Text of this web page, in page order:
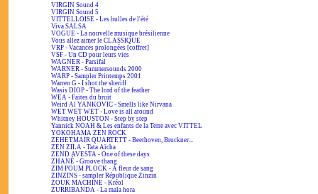
VIRGIN Sound 4
VIRGIN Sound 5
VITTELLOISE - Les bulles de l'été
Viva SALSA
VOGUE - La nouvelle musique brésilienne
Vous allez aimer le CLASSIQUE
VRP - Vacances prolongées [coffret]
VSF - Un CD pour leurs vies
WAGNER - Parsifal
WARNER - Summersounds 2000
WARP - Sampler Printemps 2001
Warren G - I shot the sheriff
Wasis DIOP - The lord of the feather
WEA - Faites du bruit
Weird Al YANKOVIC - Smells like Nirvana
WET WET WET - Love is all around
Whitney HOUSTON - Step by step
Yannick NOAH & Les enfants de la Terre avec VITTEL
YOKOHAMA ZEN ROCK
ZEHETMAIR QUARTETT - Beethoven, Bruckner...
ZEN ZILA - Tata Aïcha
ZEND AVESTA - One of these days
ZHANÉ - Groove thang
ZIM POUM PLOCK - A fleur de sang
ZINZINS - sampler République Zinzin
ZOUK MACHINE - Kréol
ZURRIBANDA - La mala hora